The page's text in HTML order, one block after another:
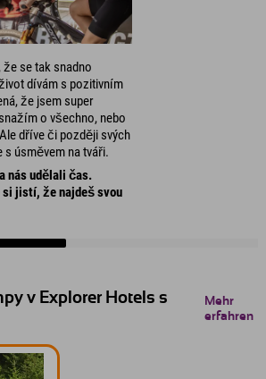
se tak snadno
dívám s pozitivním
že jsem super
o všechno, nebo
dříve či později svých
s úsměvem na tváři.
nás udělali čas.
si jistí, že najdeš svou
v Explorer Hotels s
Mehr
erfahren